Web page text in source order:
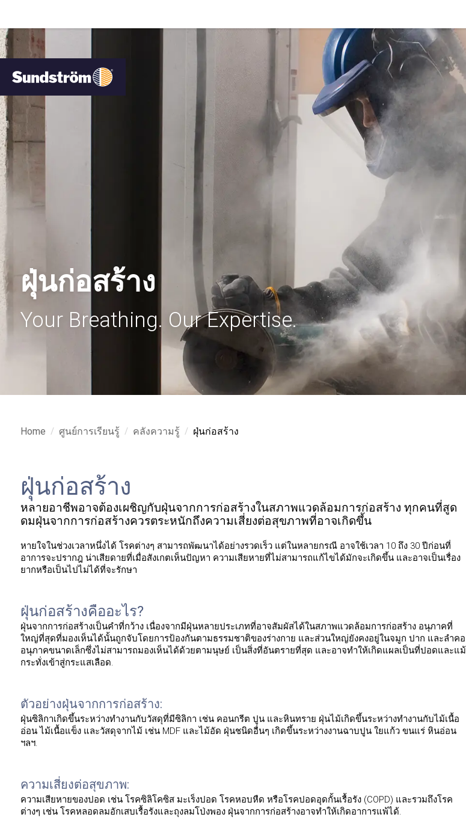
ฝุ่นก่อสร้าง
Your Breathing. Our Expertise.
Home / ศูนย์การเรียนรู้ / คลังความรู้ / ฝุ่นก่อสร้าง
ฝุ่นก่อสร้าง
หลายอาชีพอาจต้องเผชิญกับฝุ่นจากการก่อสร้างในสภาพแวดล้อมการก่อสร้าง ทุกคนที่สูด
ดมฝุ่นจากการก่อสร้างควรตระหนักถึงความเสี่ยงต่อสุขภาพที่อาจเกิดขึ้น
หายใจในช่วงเวลาหนึ่งได้ โรคต่างๆ สามารถพัฒนาได้อย่างรวดเร็ว แต่ในหลายกรณี อาจใช้เวลา 10 ถึง 30 ปีก่อนที่
อาการจะปรากฎ น่าเสียดายที่เมื่อสังเกตเห็นปัญหา ความเสียหายที่ไม่สามารถแก้ไขได้มักจะเกิดขึ้น และอาจเป็นเรื่อง
ยากหรือเป็นไปไม่ได้ที่จะรักษา
ฝุ่นก่อสร้างคืออะไร?
ฝุ่นจากการก่อสร้างเป็นคำที่กว้าง เนื่องจากมีฝุ่นหลายประเภทที่อาจสัมผัสได้ในสภาพแวดล้อมการก่อสร้าง อนุภาคที่
ใหญ่ที่สุดที่มองเห็นได้นั้นถูกจับโดยการป้องกันตามธรรมชาติของร่างกาย และส่วนใหญ่ยังคงอยู่ในจมูก ปาก และลำคอ
อนุภาคขนาดเล็กซึ่งไม่สามารถมองเห็นได้ด้วยตามนุษย์ เป็นสิ่งที่อันตรายที่สุด และอาจทำให้เกิดแผลเป็นที่ปอดและแม้
กระทั่งเข้าสู่กระแสเลือด.
ตัวอย่างฝุ่นจากการก่อสร้าง:
ฝุ่นซิลิกาเกิดขึ้นระหว่างทำงานกับวัสดุที่มีซิลิกา เช่น คอนกรีต ปูน และหินทราย ฝุ่นไม้เกิดขึ้นระหว่างทำงานกับไม้เนื้อ
อ่อน ไม้เนื้อแข็ง และวัสดุจากไม้ เช่น MDF และไม้อัด ฝุ่นชนิดอื่นๆ เกิดขึ้นระหว่างงานฉาบปูน ใยแก้ว ขนแร่ หินอ่อน
ฯลฯ.
ความเสี่ยงต่อสุขภาพ:
ความเสียหายของปอด เช่น โรคซิลิโคซิส มะเร็งปอด โรคหอบหืด หรือโรคปอดอุดกั้นเรื้อรัง (COPD) และรวมถึงโรค
ต่างๆ เช่น โรคหลอดลมอักเสบเรื้อรังและถุงลมโป่งพอง ฝุ่นจากการก่อสร้างอาจทำให้เกิดอาการแพ้ได้.